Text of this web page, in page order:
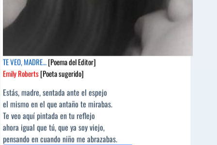
TE VEO, MADRE…[Poema del Editor]
Emily Roberts[Poeta sugerido]
Estás, madre, sentada ante el espejo
el mismo en el que antaño te mirabas.
Te veo aquí pintada en tu reflejo
ahora igual que tú, que ya soy viejo,
pensando en cuando niño me abrazabas.